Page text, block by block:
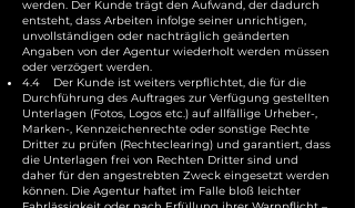
werden. Der Kunde trägt den Aufwand, der dadurch
entsteht, dass Arbeiten infolge seiner unrichtigen,
unvollständigen oder nachträglich geänderten
Angaben von der Agentur wiederholt werden müssen
oder verzögert werden.
4.4 Der Kunde ist weiters verpflichtet, die für die
Durchführung des Auftrages zur Verfügung gestellten
Unterlagen (Fotos, Logos etc.) auf allfällige Urheber-,
Marken-, Kennzeichenrechte oder sonstige Rechte
Dritter zu prüfen (Rechteclearing) und garantiert, dass
die Unterlagen frei von Rechten Dritter sind und
daher für den angestrebten Zweck eingesetzt werden
können. Die Agentur haftet im Falle bloß leichter